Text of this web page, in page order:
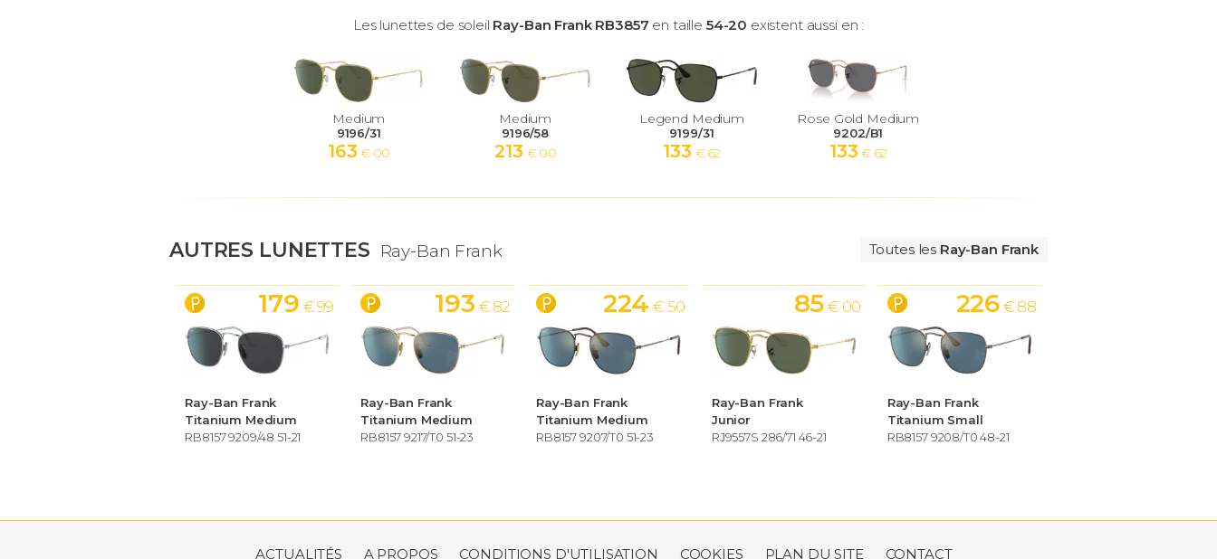
Les lunettes de soleil Ray-Ban Frank RB3857 en taille 54-20 existent aussi en :
Medium
9196/31
163 € 00
Medium
9196/58
213 € 00
Legend Medium
9199/31
133 € 62
Rose Gold Medium
9202/B1
133 € 62
AUTRES LUNETTES Ray-Ban Frank Toutes les Ray-Ban Frank
Ray-Ban Frank
Titanium Medium
RB8157 9209/48 51-21
179 € 99
Ray-Ban Frank
Titanium Medium
RB8157 9217/T0 51-23
193 € 82
Ray-Ban Frank
Titanium Medium
RB8157 9207/T0 51-23
224 € 50
Ray-Ban Frank
Junior
RJ9557S 286/71 46-21
85 € 00
Ray-Ban Frank
Titanium Small
RB8157 9208/T0 48-21
226 € 88
ACTUALITÉS A PROPOS CONDITIONS D'UTILISATION COOKIES PLAN DU SITE CONTACT